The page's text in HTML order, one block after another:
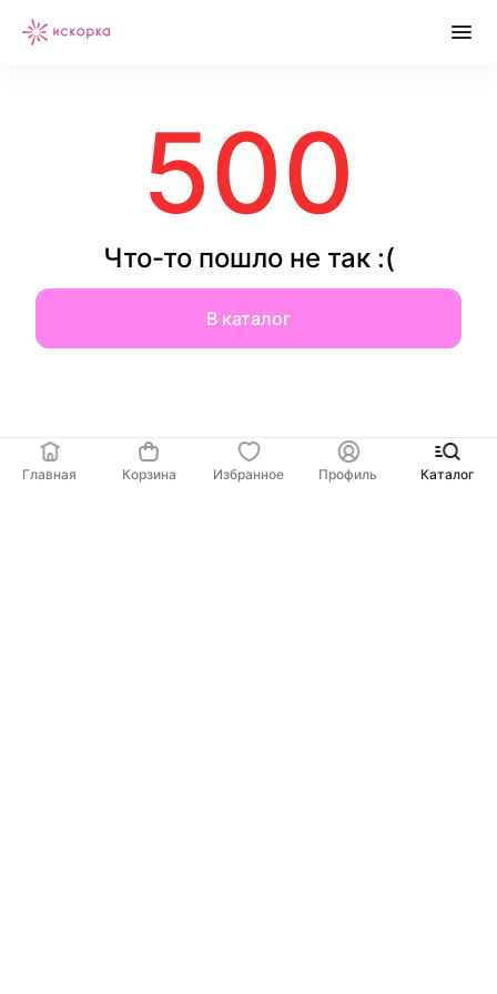
500
Что-то пошло не так :(
В каталог
Главная Корзина Избранное Профиль Каталог